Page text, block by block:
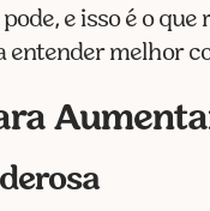
e isso é o
entender melhor